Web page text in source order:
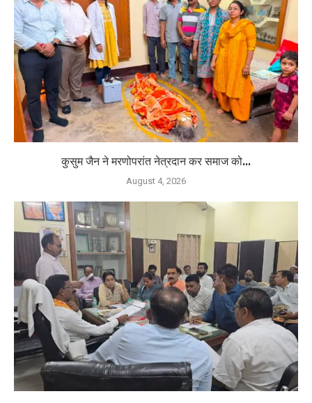
कुसुम जैन ने मरणोपरांत नेत्रदान कर समाज को...
August 4, 2026